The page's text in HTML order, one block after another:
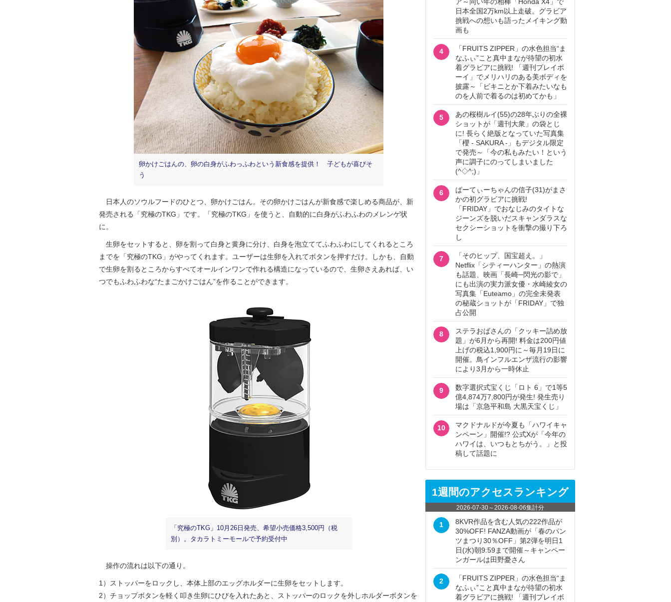
卵かけごはんの、卵の白身がふわっふわという新食感を提供！ 子どもが喜びそ
う
日本人のソウルフードのひとつ、卵かけごはん。その卵かけごはんが新食感で楽しめる商品が、新
発売される「究極のTKG」です。「究極のTKG」を使うと、自動的に白身がふわふわのメレンゲ状
に。
生卵をセットすると、卵を割って白身と黄身に分け、白身を泡立ててふわふわにしてくれるところ
までを「究極のTKG」がやってくれます。ユーザーは生卵を入れてボタンを押すだけ。しかも、自動
で生卵を割るところからすべてオールインワンで作れる構造になっているので、生卵さえあれば、い
つでもふわふわな“たまごかけごはん”を作ることができます。
「究極のTKG」10月26日発売、希望小売価格3,500円（税
別）。タカラトミーモールで予約受付中
操作の流れは以下の通り。
1）ストッパーをロックし、本体上部のエッグホルダーに生卵をセットします。
2）チョップボタンを軽く叩き生卵にひびを入れたあと、ストッパーのロックを外しホルダーボタンを
日本全国2万km以上走破。グラビア
挑戦への想いも語ったメイキング動
画も
4
「FRUITS ZIPPER」の水色担当“ま
なふぃ”こと真中まなが待望の初水
着グラビアに挑戦! 「週刊プレイボ
ーイ」でメリハリのある美ボディを
披露～「ビキニとか下着みたいなも
のを人前で着るのは初めてかも」
5
あの桜樹ルイ(55)の28年ぶりの全裸
ショットが「週刊大衆」の袋とじ
に! 長らく絶版となっていた写真集
「櫻 - SAKURA -」もデジタル限定
で発売～「今の私もみたい！という
声に調子にのってしまいました
(^◇^;)」
6
ぱーてぃーちゃんの信子(31)がまさ
かの初グラビアに挑戦!
「FRIDAY」でおなじみのタイトな
ジーンズを脱いだスキャンダラスな
セクシーショットを衝撃の撮り下ろ
し
7
「そのヒップ、国宝超え。」
Netflix「シティーハンター」の熱演
も話題、映画「長崎─閃光の影で」
にも出演の実力派女優・水崎綾女の
写真集「Euteamo」の完全未発表
の秘蔵ショットが「FRIDAY」で独
占公開
8
ステラおばさんの「クッキー詰め放
題」が6月から再開! 料金は200円値
上げの税込1,900円に～毎月19日に
開催。鳥インフルエンザ流行の影響
により3月から一時休止
9
数字選択式宝くじ「ロト 6」で1等5
億4,874万7,800円が発生! 発生売り
場は「京急平和島 大黒天宝くじ」
10
マクドナルドが今夏も「ハワイキャ
ンペーン」開催!? 公式Xが「今年の
ハワイは、いつもとちがう。」と投
稿して話題に
1週間のアクセスランキング
2026-07-30～2026-08-06集計分
1
8KVR作品を含む人気の222作品が
30%OFF! FANZA動画が「春のパン
ツまつり30％OFF」第2弾を明日1
日(水)朝9:59まで開催～キャンペー
ンガールは田野憂さん
2
「FRUITS ZIPPER」の水色担当“ま
なふぃ”こと真中まなが待望の初水
着グラビアに挑戦! 「週刊プレイボ